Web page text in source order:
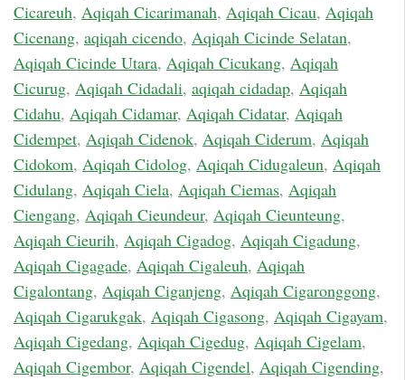
Cicareuh, Aqiqah Cicarimanah, Aqiqah Cicau, Aqiqah
Cicenang, aqiqah cicendo, Aqiqah Cicinde Selatan,
Aqiqah Cicinde Utara, Aqiqah Cicukang, Aqiqah
Cicurug, Aqiqah Cidadali, aqiqah cidadap, Aqiqah
Cidahu, Aqiqah Cidamar, Aqiqah Cidatar, Aqiqah
Cidempet, Aqiqah Cidenok, Aqiqah Ciderum, Aqiqah
Cidokom, Aqiqah Cidolog, Aqiqah Cidugaleun, Aqiqah
Cidulang, Aqiqah Ciela, Aqiqah Ciemas, Aqiqah
Ciengang, Aqiqah Cieundeur, Aqiqah Cieunteung,
Aqiqah Cieurih, Aqiqah Cigadog, Aqiqah Cigadung,
Aqiqah Cigagade, Aqiqah Cigaleuh, Aqiqah
Cigalontang, Aqiqah Ciganjeng, Aqiqah Cigaronggong,
Aqiqah Cigarukgak, Aqiqah Cigasong, Aqiqah Cigayam,
Aqiqah Cigedang, Aqiqah Cigedug, Aqiqah Cigelam,
Aqiqah Cigembor, Aqiqah Cigendel, Aqiqah Cigending,